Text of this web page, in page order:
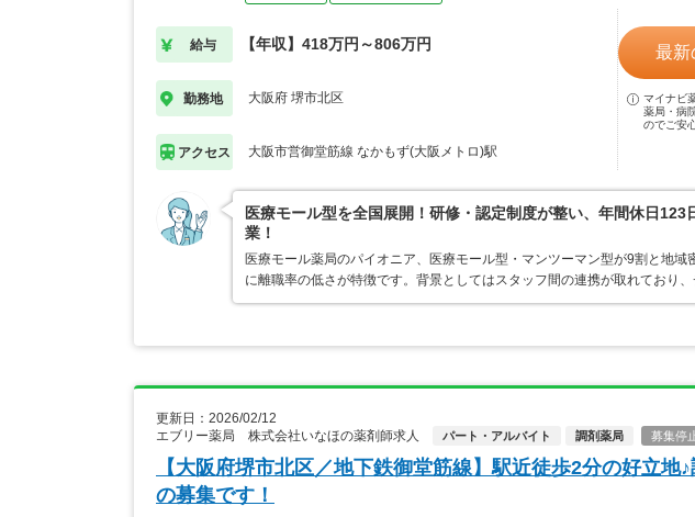
給与 【年収】418万円～806万円
勤務地 大阪府 堺市北区
アクセス 大阪市営御堂筋線 なかもず(大阪メトロ)駅
最新
マイナビ
薬局・病
のでご安
医療モール型を全国展開！研修・認定制度が整い、年間休日
業！
医療モール薬局のパイオニア、医療モール型・マンツーマン型が9割と地
に離職率の低さが特徴です。背景としてはスタッフ間の連携が取れており
更新日：2026/02/12
エブリー薬局 株式会社いなほの薬剤師求人
パート・アルバイト 調剤薬局 募集停
【大阪府堺市北区／地下鉄御堂筋線】駅近徒歩2分の好立地
の募集です！